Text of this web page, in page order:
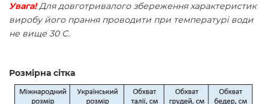
Увага! Для довготривалого збереження характеристик
виробу його прання проводити при температурі води
не вище 30 С.
Розмірна сітка